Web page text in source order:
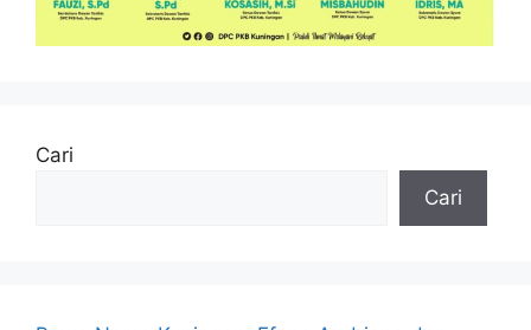
Cari
Cari